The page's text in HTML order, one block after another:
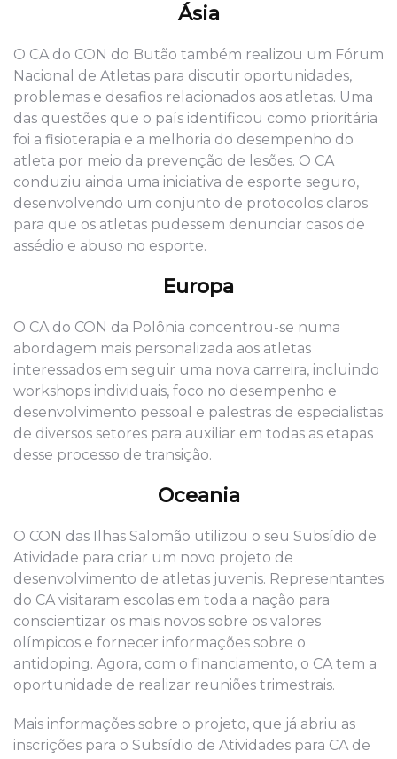
Ásia
O CA do CON do Butão também realizou um Fórum
Nacional de Atletas para discutir oportunidades,
problemas e desafios relacionados aos atletas. Uma
das questões que o país identificou como prioritária
foi a fisioterapia e a melhoria do desempenho do
atleta por meio da prevenção de lesões. O CA
conduziu ainda uma iniciativa de esporte seguro,
desenvolvendo um conjunto de protocolos claros
para que os atletas pudessem denunciar casos de
assédio e abuso no esporte.
Europa
O CA do CON da Polônia concentrou-se numa
abordagem mais personalizada aos atletas
interessados em seguir uma nova carreira, incluindo
workshops individuais, foco no desempenho e
desenvolvimento pessoal e palestras de especialistas
de diversos setores para auxiliar em todas as etapas
desse processo de transição.
Oceania
O CON das Ilhas Salomão utilizou o seu Subsídio de
Atividade para criar um novo projeto de
desenvolvimento de atletas juvenis. Representantes
do CA visitaram escolas em toda a nação para
conscientizar os mais novos sobre os valores
olímpicos e fornecer informações sobre o
antidoping. Agora, com o financiamento, o CA tem a
oportunidade de realizar reuniões trimestrais.
Mais informações sobre o projeto, que já abriu as
inscrições para o Subsídio de Atividades para CA de